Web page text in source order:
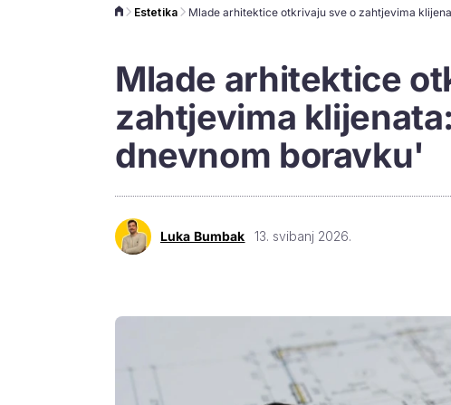
Estetika
Mlade arhitektice
zahtjevima
dnevnom boravku'
Luka Bumbak 13. svibanj 2026.